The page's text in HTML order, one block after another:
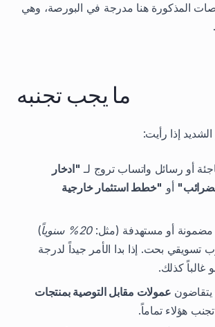
المذكورة هنا مدرجة في البورصة، وهي
ما يجب تجنبه
إذا رأيت:
أو رسائل واتساب تروج لـ"ادخار
أو"خطط استثمار خارجية
مضمونة أو مستهدفة (مثل:20% سنوياً
)
تسويقي بحت. إذا بدا الأمر جيداً لدرجة
غالباً كذلك.
عمولات مقابل التوصية بمنتجات
هؤلاء تماماً.